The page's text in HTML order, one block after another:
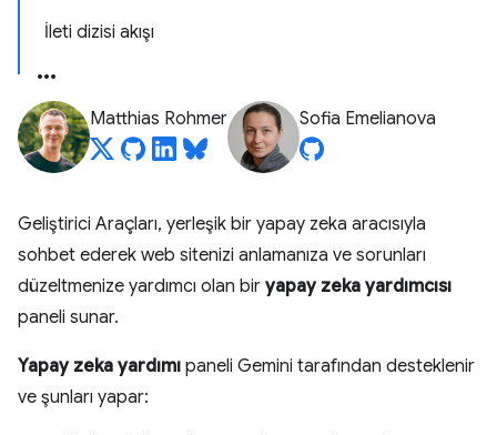
İleti dizisi akışı
Matthias Rohmer Sofia Emelianova
Geliştirici Araçları, yerleşik bir yapay zeka aracısıyla
sohbet ederek web sitenizi anlamanıza ve sorunları
düzeltmenize yardımcı olan bir yapay zeka yardımcısı
paneli sunar.
Yapay zeka yardımı paneli Gemini tarafından desteklenir
ve şunları yapar: